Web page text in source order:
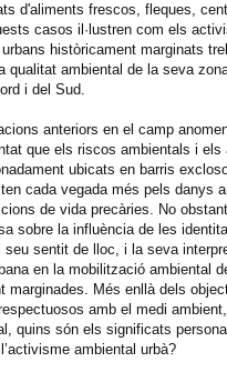
d'aliments frescos, fleques,
casos il·lustren com els
històricament marginats
qualitat ambiental de la seva
i del Sud.
anteriors en el camp
que els riscos ambientals i
ubicats en barris
cada vegada més pels danys
de vida precàries. No
sobre la influència de les
sentit de lloc, i la seva
en la mobilització ambiental
marginades. Més enllà dels
amb el medi
quins són els significats
ambiental urbà?